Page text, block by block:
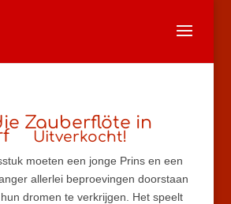
Zauberflöte in
Uitverkocht!
moeten een jonge Prins en een
allerlei beproevingen doorstaan
dromen te verkrijgen. Het speelt